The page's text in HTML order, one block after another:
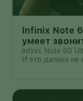
Infinix Note
умеет
Infinix Note 60
И это далеко не